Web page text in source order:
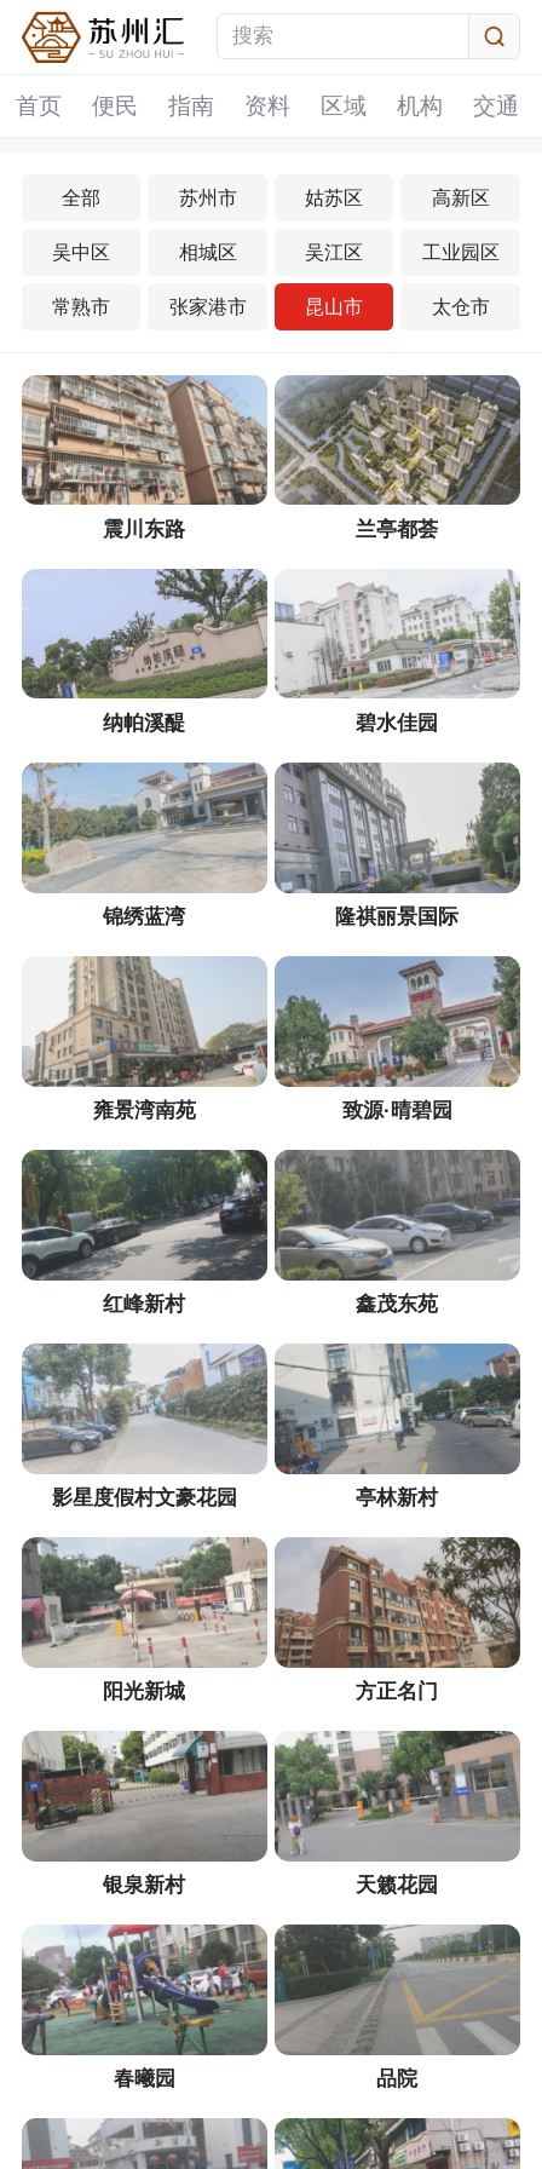
首页 便民 指南 资料 区域 机构 交通
全部 苏州市 姑苏区 高新区
吴中区 相城区 吴江区 工业园区
常熟市 张家港市 昆山市 太仓市
震川东路 兰亭都荟
纳帕溪醍 碧水佳园
锦绣蓝湾 隆祺丽景国际
雍景湾南苑 致源·晴碧园
红峰新村 鑫茂东苑
影星度假村文豪花园 亭林新村
阳光新城 方正名门
银泉新村 天籁花园
春曦园 品院